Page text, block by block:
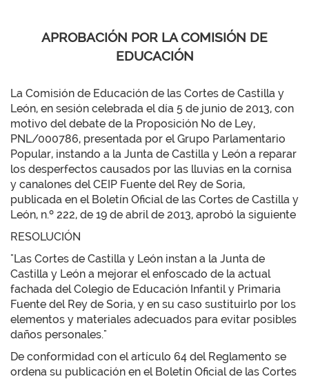
APROBACIÓN POR LA COMISIÓN DE
EDUCACIÓN
La Comisión de Educación de las Cortes de Castilla y
León, en sesión celebrada el día 5 de junio de 2013, con
motivo del debate de la Proposición No de Ley,
PNL/000786, presentada por el Grupo Parlamentario
Popular, instando a la Junta de Castilla y León a reparar
los desperfectos causados por las lluvias en la cornisa
y canalones del CEIP Fuente del Rey de Soria,
publicada en el Boletín Oficial de las Cortes de Castilla y
León, n.º 222, de 19 de abril de 2013, aprobó la siguiente
RESOLUCIÓN
"Las Cortes de Castilla y León instan a la Junta de
Castilla y León a mejorar el enfoscado de la actual
fachada del Colegio de Educación Infantil y Primaria
Fuente del Rey de Soria, y en su caso sustituirlo por los
elementos y materiales adecuados para evitar posibles
daños personales."
De conformidad con el artículo 64 del Reglamento se
ordena su publicación en el Boletín Oficial de las Cortes